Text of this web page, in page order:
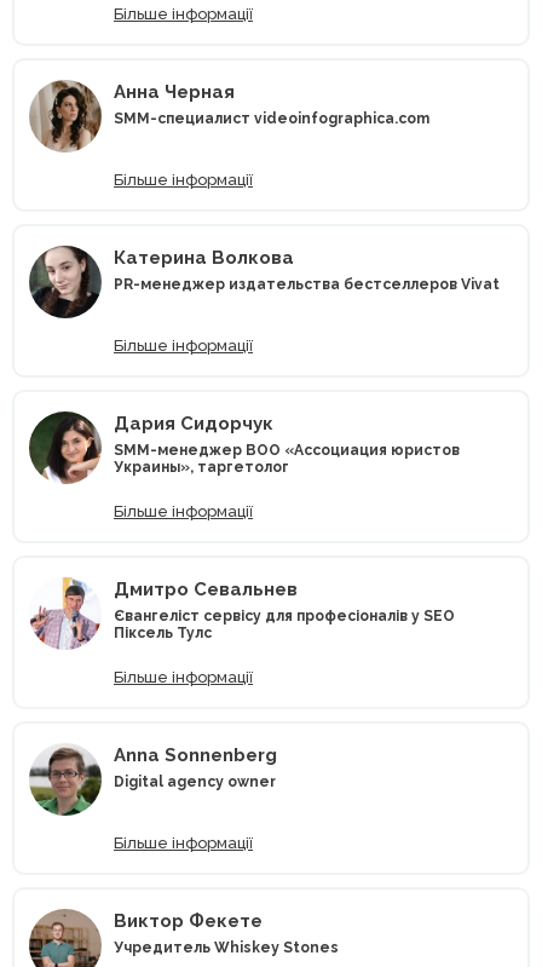
Більше інформації
Анна Черная
SMM-специалист videoinfographica.com
Більше інформації
Катерина Волкова
PR-менеджер издательства бестселлеров Vivat
Більше інформації
Дария Сидорчук
SMM-менеджер ВОО «Ассоциация юристов
Украины», таргетолог
Більше інформації
Дмитро Севальнев
Євангеліст сервісу для професіоналів у SEO
Піксель Тулс
Більше інформації
Anna Sonnenberg
Digital agency owner
Більше інформації
Виктор Фекете
Учредитель Whiskey Stones